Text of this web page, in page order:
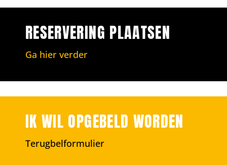
RESERVERING PLAATSEN
Ga hier verder
IK WIL OPGEBELD WORDEN
Terugbelformulier